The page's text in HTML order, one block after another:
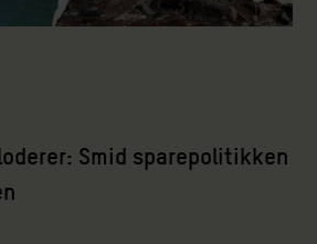
Smid sparepolitikken